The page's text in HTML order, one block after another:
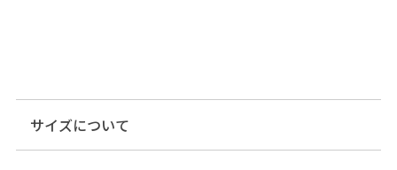
サイズについて